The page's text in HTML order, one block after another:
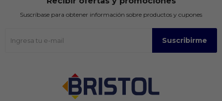
Suscríbase para obtener información sobre productos y cupones
Suscribirme